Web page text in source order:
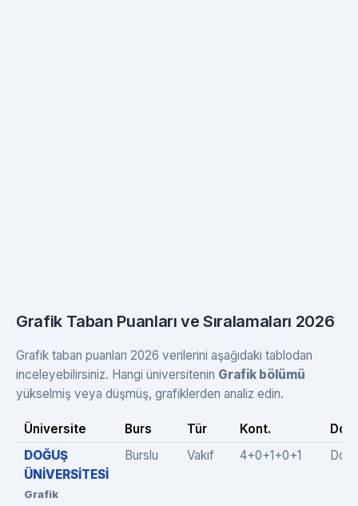
Grafik Taban Puanları ve Sıralamaları 2026
Grafik taban puanları 2026 verilerini aşağıdaki tablodan
inceleyebilirsiniz. Hangi üniversitenin Grafik bölümü
yükselmiş veya düşmüş, grafiklerden analiz edin.
Üniversite Burs Tür Kont.
DOĞUŞ
ÜNİVERSİTESİ
Grafik
Burslu Vakıf 4+0+1+0+1